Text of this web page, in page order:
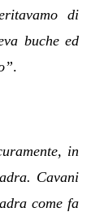
di
buche ed
.
in
Cavani
come fa